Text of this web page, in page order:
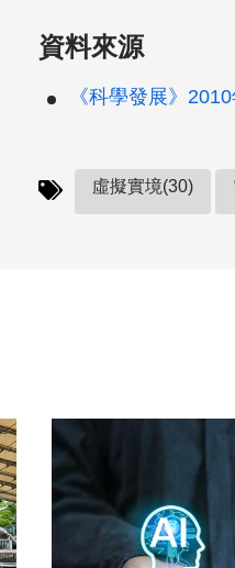
資料來源
《科學發展》
虛擬實境(30)